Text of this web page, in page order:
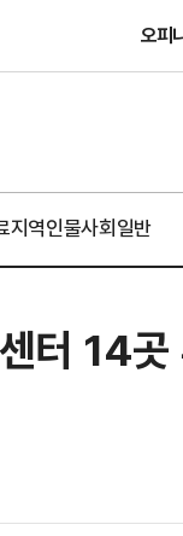
오피
지역인물사회일반
터 14